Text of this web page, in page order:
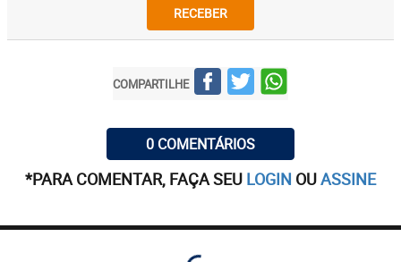
RECEBER
COMPARTILHE
0 COMENTÁRIOS
*PARA COMENTAR, FAÇA SEU LOGIN OUASSINE